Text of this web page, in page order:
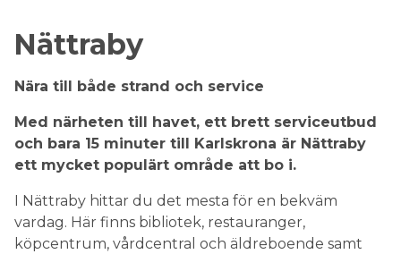
Nättraby
Nära till både strand och service
Med närheten till havet, ett brett serviceutbud
och bara 15 minuter till Karlskrona är Nättraby
ett mycket populärt område att bo i.
I Nättraby hittar du det mesta för en bekväm
vardag. Här finns bibliotek, restauranger,
köpcentrum, vårdcentral och äldreboende samt